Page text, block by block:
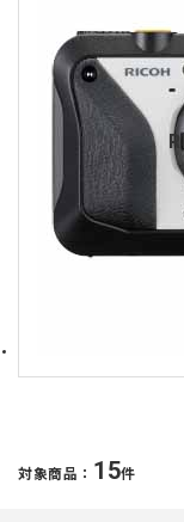
対象商品： 15件